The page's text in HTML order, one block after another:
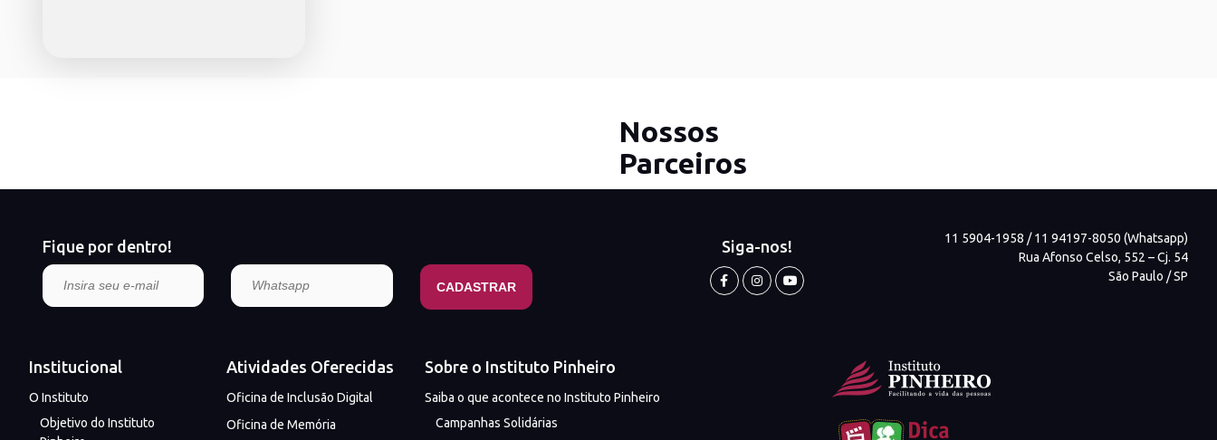
Nossos
Parceiros
Fique por dentro! Siga-nos!
11 5904-1958 / 11 94197-8050 (Whatsapp)
Rua Afonso Celso, 552 – Cj. 54
São Paulo / SP
Institucional
O Instituto
Objetivo do Instituto
Atividades Oferecidas
Oficina de Inclusão Digital
Oficina de Memória
Sobre o Instituto Pinheiro
Saiba o que acontece no Instituto Pinheiro
Campanhas Solidárias